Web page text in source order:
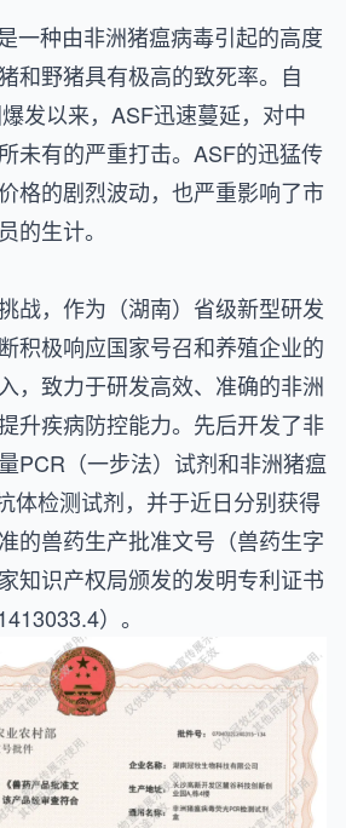
一种由非洲猪瘟病毒引起的高度
和野猪具有极高的致死率。自
发以来，ASF迅速蔓延，对中
未有的严重打击。ASF的迅猛传
格的剧烈波动，也严重影响了市
的生计。
战，作为（湖南）省级新型研发
积极响应国家号召和养殖企业的
，致力于研发高效、准确的非洲
升疾病防控能力。先后开发了非
PCR（一步法）试剂和非洲猪瘟
体检测试剂，并于近日分别获得
的兽药生产批准文号（兽药生字
知识产权局颁发的发明专利证书
）。